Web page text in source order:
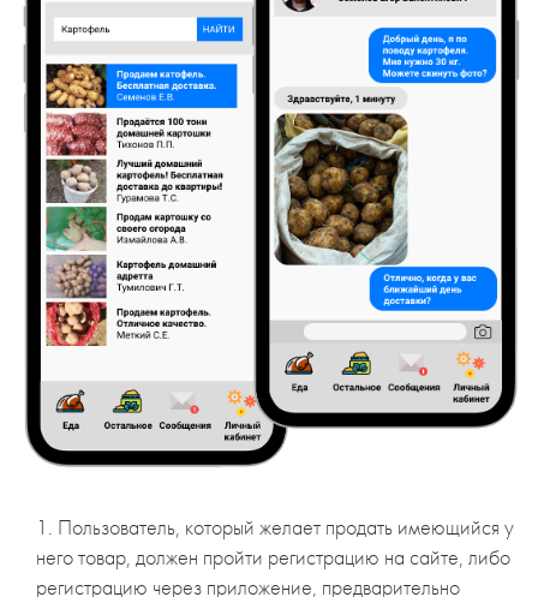
1. Пользователь, который желает продать имеющийся у
него товар, должен пройти регистрацию на сайте, либо
регистрацию через приложение, предварительно